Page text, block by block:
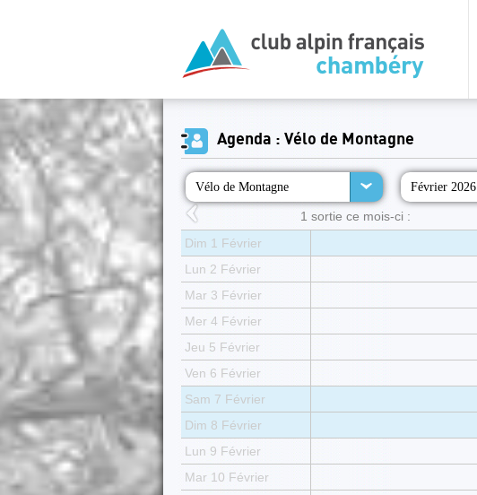
Agenda : Vélo de Montagne
Vélo de Montagne Février 2026
1 sortie ce mois-ci :
Dim 1 Février
Lun 2 Février
Mar 3 Février
Mer 4 Février
Jeu 5 Février
Ven 6 Février
Sam 7 Février
Dim 8 Février
Lun 9 Février
Mar 10 Février